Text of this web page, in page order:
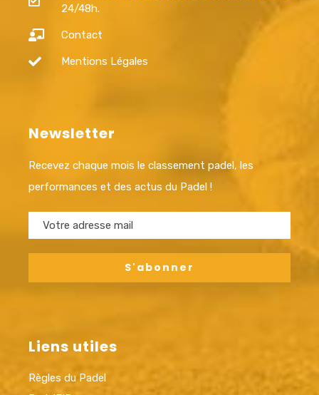
24/48h.
Contact
Mentions Légales
Newsletter
Recevez chaque mois le classement padel, les
performances et des actus du Padel !
Liens utiles
Règles du Padel